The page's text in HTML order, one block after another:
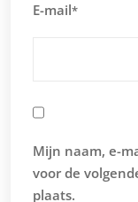
E-mail*
Mijn naam, e-
voor de
plaats.